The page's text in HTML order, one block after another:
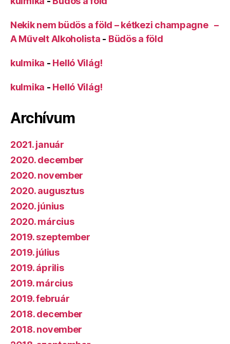
Nekik nem büdös a föld – kétkezi champagne –
A Művelt Alkoholista - Büdös a föld
kulmika - Helló Világ!
kulmika - Helló Világ!
Archívum
2021. január
2020. december
2020. november
2020. augusztus
2020. június
2020. március
2019. szeptember
2019. július
2019. április
2019. március
2019. február
2018. december
2018. november